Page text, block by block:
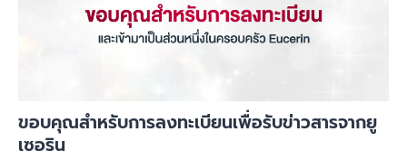
ขอบคุณสำหรับการลงทะเบียนเพื่อรับข่าวสารจากยู
เซอริน